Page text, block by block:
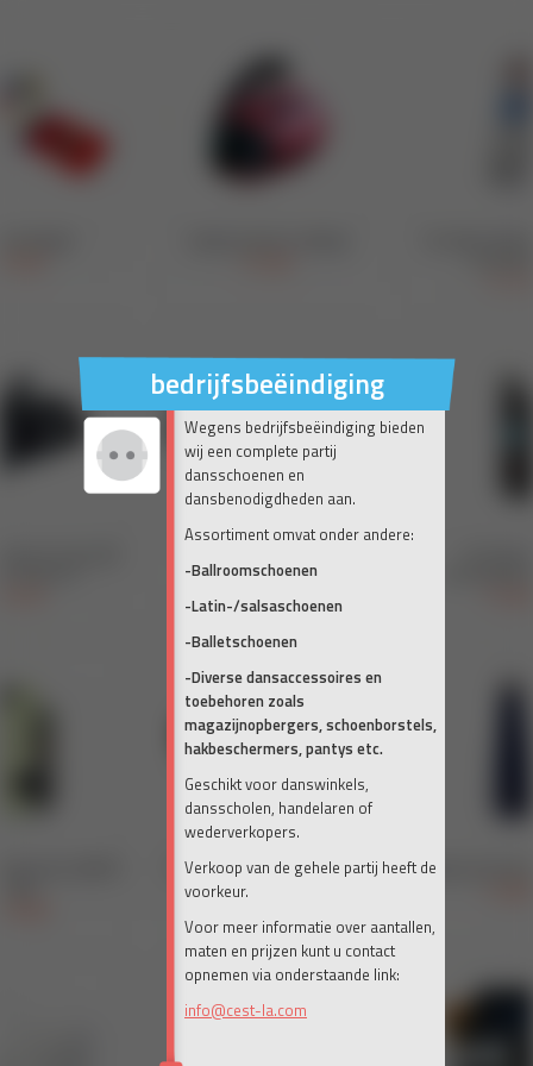
bedrijfsbeëindiging
Wegens bedrijfsbeëindiging bieden
wij een complete partij
dansschoenen en
dansbenodigdheden aan.
Assortiment omvat onder andere:
-Ballroomschoenen
-Latin-/salsaschoenen
-Balletschoenen
-Diverse dansaccessoires en
toebehoren zoals
magazijnopbergers, schoenborstels,
hakbeschermers, pantys etc.
Geschikt voor danswinkels,
dansscholen, handelaren of
wederverkopers.
Verkoop van de gehele partij heeft de
voorkeur.
Voor meer informatie over aantallen,
maten en prijzen kunt u contact
opnemen via onderstaande link:
info@cest-la.com